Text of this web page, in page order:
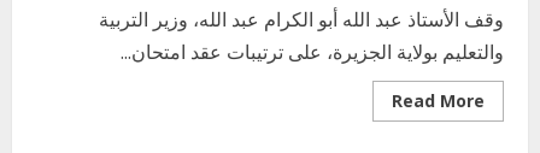
بالوزارة
وقف الأستاذ عبد الله أبو الكرام عبد الله، وزير التربية
والتعليم بولاية الجزيرة، على ترتيبات عقد امتحان...
Read More
more